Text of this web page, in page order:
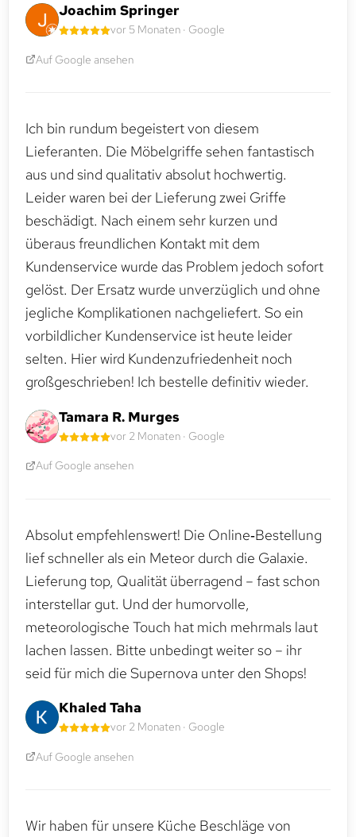
Joachim Springer
vor 5 Monaten · Google
Auf Google ansehen
Ich bin rundum begeistert von diesem
Lieferanten. Die Möbelgriffe sehen fantastisch
aus und sind qualitativ absolut hochwertig.
Leider waren bei der Lieferung zwei Griffe
beschädigt. Nach einem sehr kurzen und
überaus freundlichen Kontakt mit dem
Kundenservice wurde das Problem jedoch sofort
gelöst. Der Ersatz wurde unverzüglich und ohne
jegliche Komplikationen nachgeliefert. So ein
vorbildlicher Kundenservice ist heute leider
selten. Hier wird Kundenzufriedenheit noch
großgeschrieben! Ich bestelle definitiv wieder.
Tamara R. Murges
vor 2 Monaten · Google
Auf Google ansehen
Absolut empfehlenswert! Die Online‑Bestellung
lief schneller als ein Meteor durch die Galaxie.
Lieferung top, Qualität überragend – fast schon
interstellar gut. Und der humorvolle,
meteorologische Touch hat mich mehrmals laut
lachen lassen. Bitte unbedingt weiter so – ihr
seid für mich die Supernova unter den Shops!
Khaled Taha
vor 2 Monaten · Google
Auf Google ansehen
Wir haben für unsere Küche Beschläge von